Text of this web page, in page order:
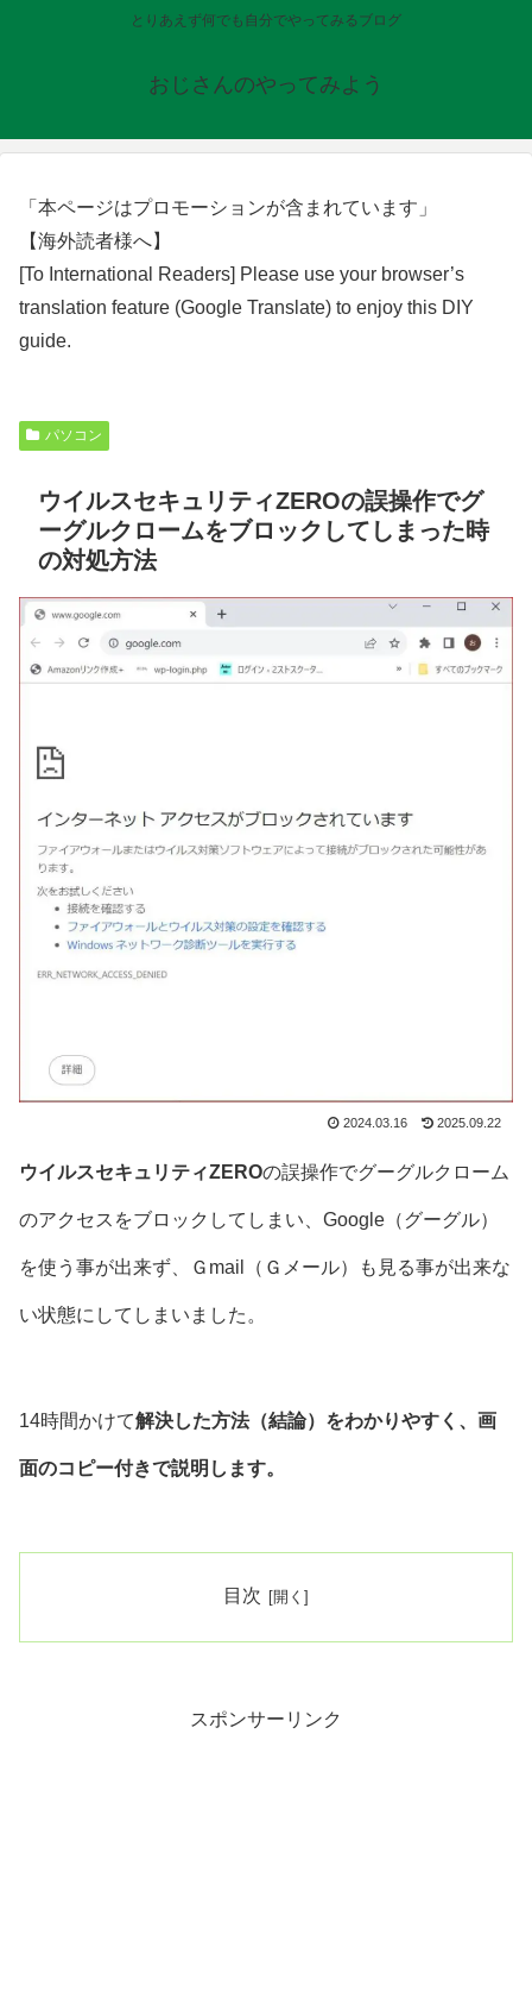
とりあえず何でも自分でやってみるブログ
おじさんのやってみよう
「本ページはプロモーションが含まれています」
【海外読者様へ】
[To International Readers] Please use your browser’s
translation feature (Google Translate) to enjoy this DIY
guide.
パソコン
ウイルスセキュリティZEROの誤操作でグ
ーグルクロームをブロックしてしまった時
の対処方法
2024.03.16 2025.09.22
ウイルスセキュリティZEROの誤操作でグーグルクローム
のアクセスをブロックしてしまい、Google（グーグル）
を使う事が出来ず、Ｇmail（Ｇメール）も見る事が出来な
い状態にしてしまいました。
14時間かけて解決した方法（結論）をわかりやすく、画
面のコピー付きで説明します。
目次
スポンサーリンク